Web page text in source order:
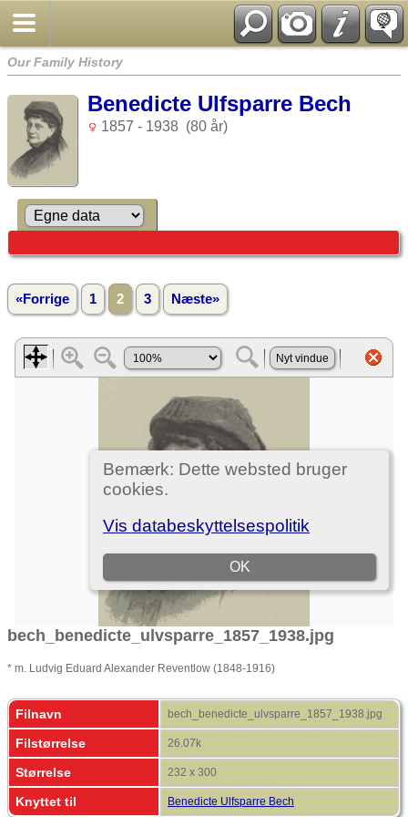
Our Family History
Benedicte Ulfsparre Bech
1857 - 1938 (80 år)
«Forrige 1 2 3 Næste»
bech_benedicte_ulvsparre_1857_1938.jpg
* m. Ludvig Eduard Alexander Reventlow (1848-1916)
Filnavn bech_benedicte_ulvsparre_1857_1938.jpg
Filstørrelse 26.07k
Størrelse 232 x 300
Knyttet til Benedicte Ulfsparre Bech